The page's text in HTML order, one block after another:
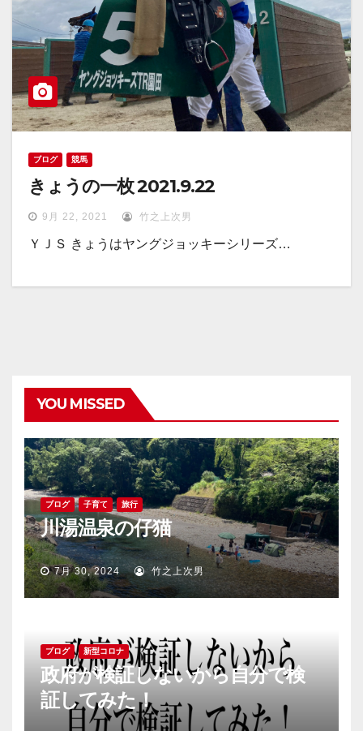
ブログ 競馬
きょうの一枚 2021.9.22
9月 22, 2021 竹之上次男
ＹＪＳ きょうはヤングジョッキーシリーズ…
YOU MISSED
ブログ 子育て 旅行
川湯温泉の仔猫
7月 30, 2024 竹之上次男
ブログ 新型コロナ
政府が検証しないから自分で検
証してみた！